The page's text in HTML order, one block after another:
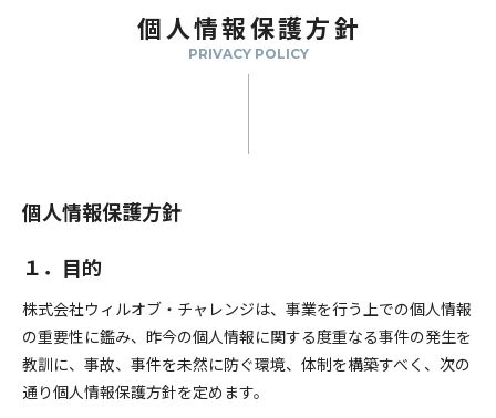
個人情報保護方針
PRIVACY POLICY
個人情報保護方針
１．目的
株式会社ウィルオブ・チャレンジは、事業を行う上での個人情報
の重要性に鑑み、昨今の個人情報に関する度重なる事件の発生を
教訓に、事故、事件を未然に防ぐ環境、体制を構築すべく、次の
通り個人情報保護方針を定めます。